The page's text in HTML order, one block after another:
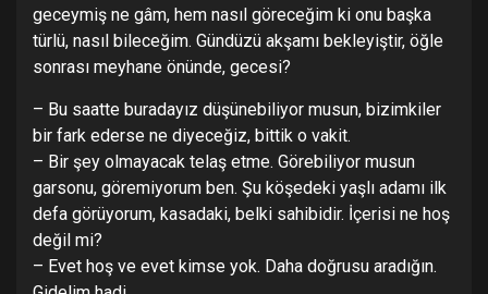
geceymiş ne gâm, hem nasıl göreceğim ki onu başka
türlü, nasıl bileceğim. Gündüzü akşamı bekleyiştir, öğle
sonrası meyhane önünde, gecesi?
– Bu saatte buradayız düşünebiliyor musun, bizimkiler
bir fark ederse ne diyeceğiz, bittik o vakit.
– Bir şey olmayacak telaş etme. Görebiliyor musun
garsonu, göremiyorum ben. Şu köşedeki yaşlı adamı ilk
defa görüyorum, kasadaki, belki sahibidir. İçerisi ne hoş
değil mi?
– Evet hoş ve evet kimse yok. Daha doğrusu aradığın.